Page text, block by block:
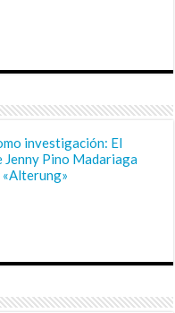
investigación: El
Pino Madariaga